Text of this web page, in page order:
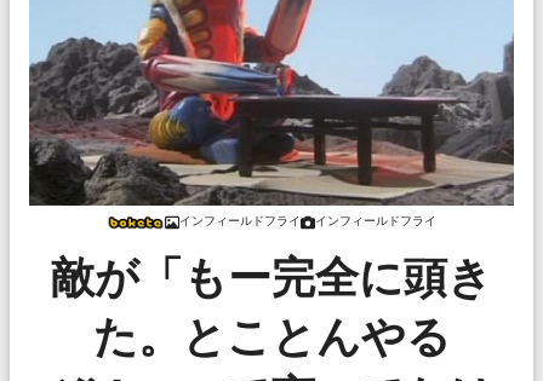
インフィールドフライ インフィールドフライ
敵が「もー完全に頭き
た。とことんやる